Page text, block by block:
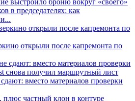
в председателях: как
открыли после капремонта по
вместо материалов проверки